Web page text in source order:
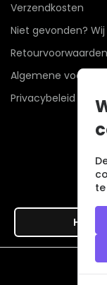
Verzendkosten
Niet gevonden?
Retourvoorwaarden
Algemene
Privacybeleid
Hier